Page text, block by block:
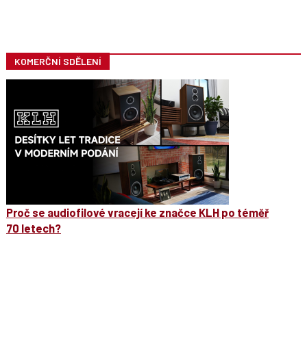
KOMERČNÍ SDĚLENÍ
Proč se audiofilové vracejí ke značce KLH po téměř
70 letech?